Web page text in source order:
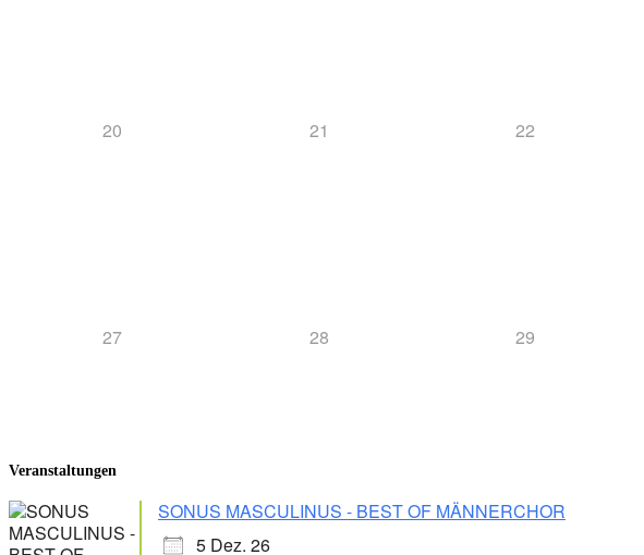
20 21 22
27 28 29
Veranstaltungen
SONUS MASCULINUS - BEST OF MÄNNERCHOR
5 Dez. 26